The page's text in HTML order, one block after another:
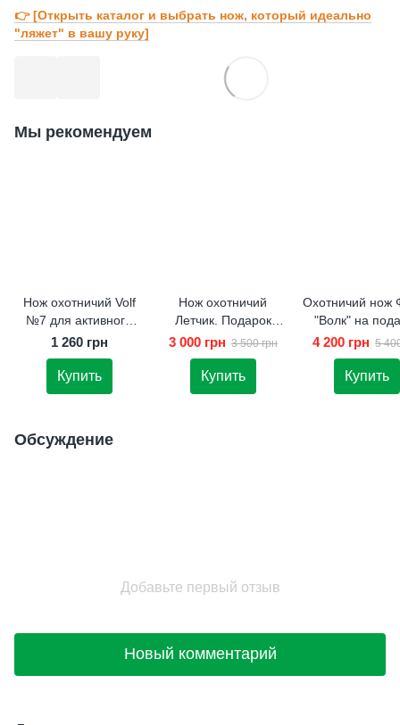
👉 [Открыть каталог и выбрать нож, который идеально
"ляжет" в вашу руку]
Мы рекомендуем
Нож охотничий Volf
№7 для активного
отдыха
1 260 грн
Купить
Нож охотничий
Летчик. Подарок
мужчине.
3 000 грн 3 500 грн
Купить
Охотничий нож
"Волк" на
4 200 грн 5
Купить
Обсуждение
Добавьте первый отзыв
Новый комментарий